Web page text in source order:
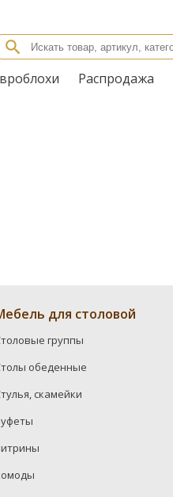
Распродажа
для столовой
группы
обеденные
скамейки